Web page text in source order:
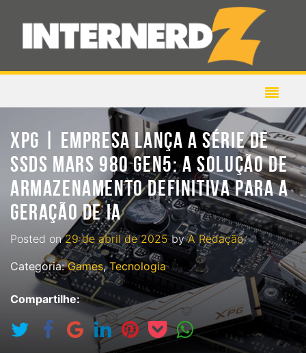
XPG | EMPRESA LANÇA A SÉRIE DE
SSDS MARS 980 GEN5: A SOLUÇÃO DE
ARMAZENAMENTO DEFINITIVA PARA A
GERAÇÃO DE IA
Posted on29 de abril de 2025byA Redação
Categoria:Games,Tecnologia
Compartilhe: